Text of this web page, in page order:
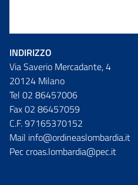
INDIRIZZO
Via Saverio Mercadante, 4
20124 Milano
Tel 02 86457006
Fax 02 86457059
C.F. 97165370152
Mail info@ordineaslombardia.it
Pec croas.lombardia@pec.it